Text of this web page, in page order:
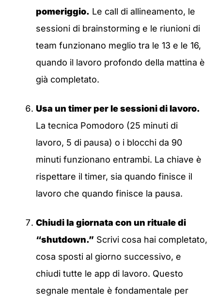
pomeriggio. Le call di allineamento, le
sessioni di brainstorming e le riunioni di
team funzionano meglio tra le 13 e le 16,
quando il lavoro profondo della mattina è
già completato.
Usa un timer per le sessioni di lavoro.
La tecnica Pomodoro (25 minuti di
lavoro, 5 di pausa) o i blocchi da 90
minuti funzionano entrambi. La chiave è
rispettare il timer, sia quando finisce il
lavoro che quando finisce la pausa.
Chiudi la giornata con un rituale di
“shutdown.” Scrivi cosa hai completato,
cosa sposti al giorno successivo, e
chiudi tutte le app di lavoro. Questo
segnale mentale è fondamentale per